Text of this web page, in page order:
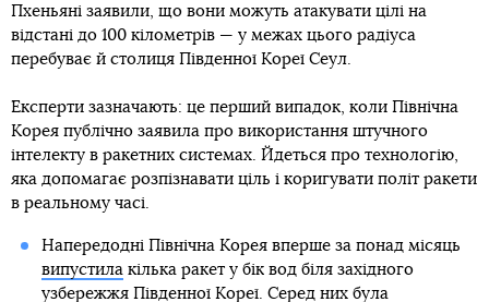
Пхеньяні заявили, що вони можуть атакувати цілі на
відстані до 100 кілометрів — у межах цього радіуса
перебуває й столиця Південної Кореї Сеул.
Експерти зазначають: це перший випадок, коли Північна
Корея публічно заявила про використання штучного
інтелекту в ракетних системах. Йдеться про технологію,
яка допомагає розпізнавати ціль і коригувати політ ракети
в реальному часі.
Напередодні Північна Корея вперше за понад місяць
випустила кілька ракет у бік вод біля західного
узбережжя Південної Кореї. Серед них була